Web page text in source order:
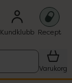
Kundklubb Recept
Varukorg